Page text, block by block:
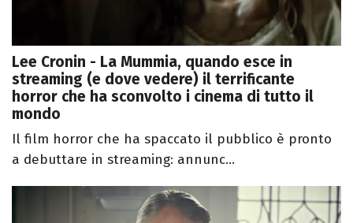
Lee Cronin - La Mummia, quando esce in
streaming (e dove vedere) il terrificante
horror che ha sconvolto i cinema di tutto il
mondo
Il film horror che ha spaccato il pubblico è pronto
a debuttare in streaming: annunc...